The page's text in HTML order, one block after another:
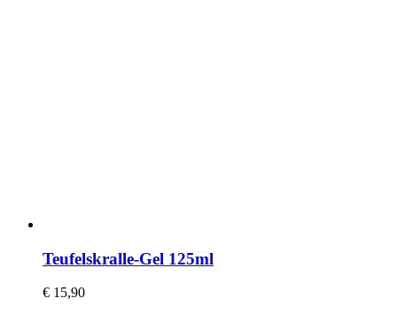
Teufelskralle-Gel 125ml
€ 15,90